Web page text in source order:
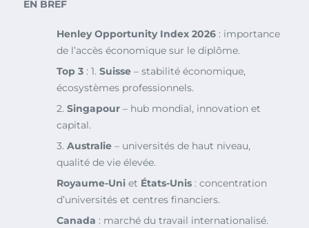
EN BREF
Henley Opportunity Index 2026 : importance
de l’accès économique sur le diplôme.
Top 3 : 1. Suisse – stabilité économique,
écosystèmes professionnels.
2. Singapour – hub mondial, innovation et
capital.
3. Australie – universités de haut niveau,
qualité de vie élevée.
Royaume-Uni et États-Unis : concentration
d’universités et centres financiers.
Canada : marché du travail internationalisé.